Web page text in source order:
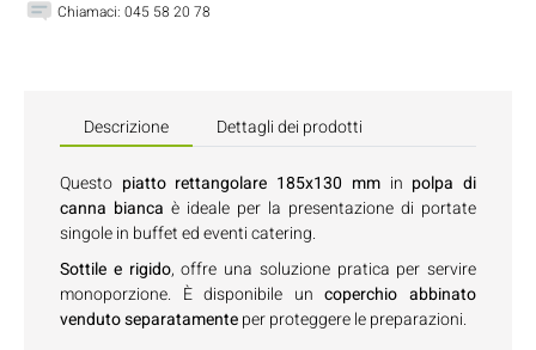
Chiamaci: 045 58 20 78
Descrizione Dettagli dei prodotti
Questo piatto rettangolare 185x130 mmin polpa di
canna bianca è ideale per la presentazione di portate
singole in buffet ed eventi catering.
Sottile e rigido, offre una soluzione pratica per servire
monoporzione. È disponibile uncoperchio abbinato
venduto separatamenteper proteggere le preparazioni.